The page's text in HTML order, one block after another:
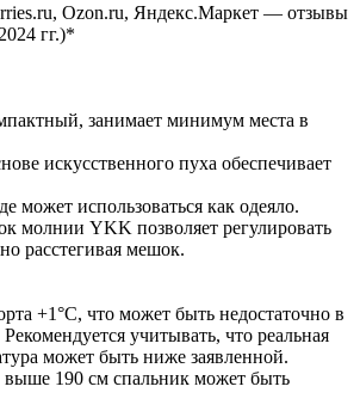
Ozon.ru, Яндекс.Маркет — отзывы
гг.)*
занимает минимум места в
искусственного пуха обеспечивает
может использоваться как одеяло.
молнии YKK позволяет регулировать
расстегивая мешок.
+1°C, что может быть недостаточно в
учитывать, что реальная
может быть ниже заявленной.
выше 190 см спальник может быть